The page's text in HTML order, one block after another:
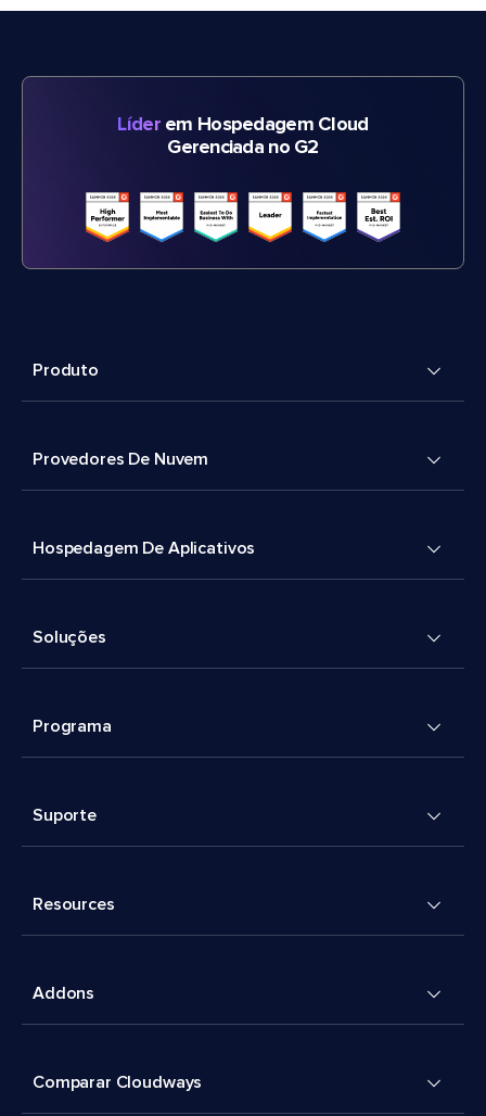
Líderem Hospedagem Cloud
Gerenciada no G2
Produto
Provedores De Nuvem
Hospedagem De Aplicativos
Soluções
Programa
Suporte
Resources
Addons
Comparar Cloudways